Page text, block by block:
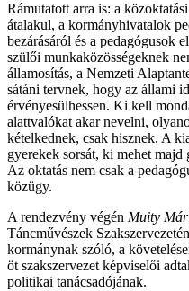
Rámutatott arra is: a
átalakul, a kormányhivatalok
bezárásáról és a pedagógusok
szülői munkaközösségeknek
államosítás, a Nemzeti
sátáni tervnek, hogy az állami
érvényesülhessen. Ki kell
alattvalókat akar nevelni,
kételkednek, csak hisznek. A
gyerekek sorsát, ki mehet
Az oktatás nem csak a
közügy.
A rendezvény végén Muity
Táncművészek
kormánynak szóló, a
öt szakszervezet képviselői
politikai tanácsadójának.